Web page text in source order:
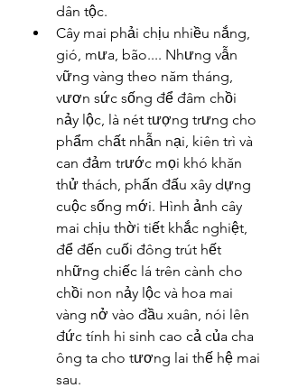
dân tộc.
Cây mai phải chịu nhiều nắng,
gió, mưa, bão.... Nhưng vẫn
vững vàng theo năm tháng,
vươn sức sống để đâm chồi
nảy lộc, là nét tượng trưng cho
phẩm chất nhẫn nại, kiên trì và
can đảm trước mọi khó khăn
thử thách, phấn đấu xây dựng
cuộc sống mới. Hình ảnh cây
mai chịu thời tiết khắc nghiệt,
để đến cuối đông trút hết
những chiếc lá trên cành cho
chồi non nảy lộc và hoa mai
vàng nở vào đầu xuân, nói lên
đức tính hi sinh cao cả của cha
ông ta cho tương lai thế hệ mai
sau.